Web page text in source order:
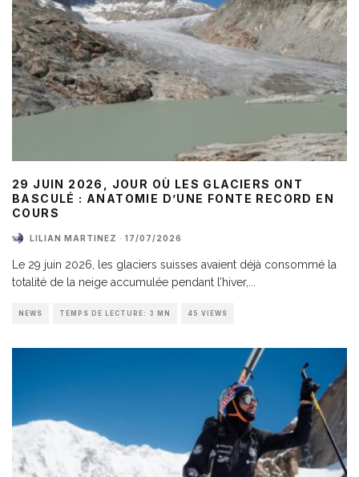
29 JUIN 2026, JOUR OÙ LES GLACIERS ONT
BASCULÉ : ANATOMIE D’UNE FONTE RECORD EN
COURS
LILIAN MARTINEZ · 17/07/2026
Le 29 juin 2026, les glaciers suisses avaient déjà consommé la
totalité de la neige accumulée pendant l’hiver,
NEWS TEMPS DE LECTURE: 3 MN 45 VIEWS